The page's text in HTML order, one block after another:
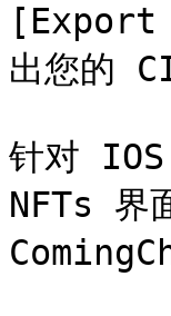
[Export
出您的
针对 IOS
NFTs 界